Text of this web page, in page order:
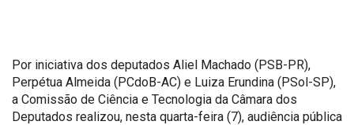
Por iniciativa dos deputados Aliel Machado (PSB-PR),
Perpétua Almeida (PCdoB-AC) e Luiza Erundina (PSol-SP),
a Comissão de Ciência e Tecnologia da Câmara dos
Deputados realizou, nesta quarta-feira (7), audiência pública